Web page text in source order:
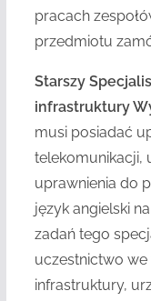
pracach
przedmiotu
Starszy
infrastruktury
musi posiadać
telekomunikacji,
uprawnienia do
język angielski
zadań tego
uczestnictwo
infrastruktury,